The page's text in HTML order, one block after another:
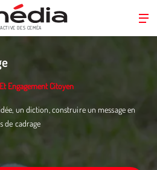
DES CEMÉA
Engagement Citoyen
un diction, construire un message en
de cadrage